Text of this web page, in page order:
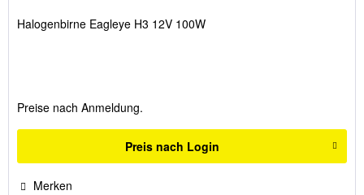
Halogenbirne Eagleye H3 12V 100W
Preise nach Anmeldung.
Preis nach Login
Merken